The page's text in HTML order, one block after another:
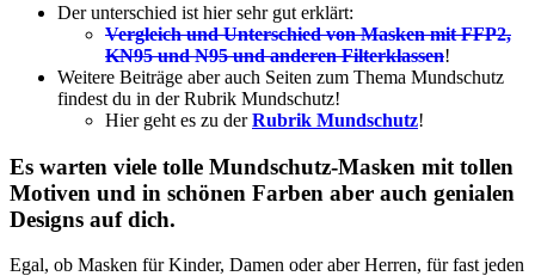
Der unterschied ist hier sehr gut erklärt:
Vergleich und Unterschied von Masken mit FFP2,
KN95 und N95 und anderen Filterklassen!
Weitere Beiträge aber auch Seiten zum Thema Mundschutz
findest du in der Rubrik Mundschutz!
Hier geht es zu derRubrik Mundschutz!
Es warten viele tolle Mundschutz-Masken mit tollen
Motiven und in schönen Farben aber auch genialen
Designs auf dich.
Egal, ob Masken für Kinder, Damen oder aber Herren, für fast jeden